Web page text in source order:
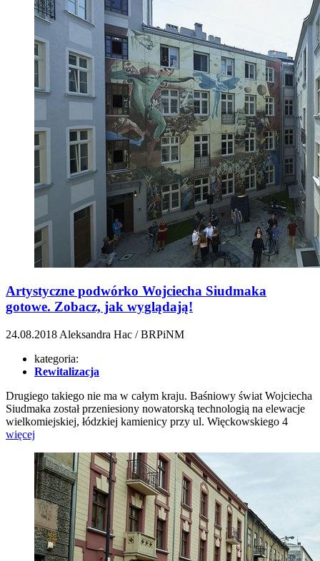
Artystyczne podwórko Wojciecha Siudmaka
gotowe. Zobacz, jak wyglądają!
24.08.2018 Aleksandra Hac / BRPiNM
kategoria:
Rewitalizacja
Drugiego takiego nie ma w całym kraju. Baśniowy świat Wojciecha
Siudmaka został przeniesiony nowatorską technologią na elewacje
wielkomiejskiej, łódzkiej kamienicy przy ul. Więckowskiego 4
więcej